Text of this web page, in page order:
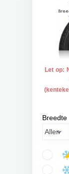
Let op:
Breedte